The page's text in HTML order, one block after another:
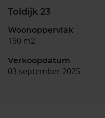
Toldijk 23
Woonoppervlak
190 m2
Verkoopdatum
03 september 2025